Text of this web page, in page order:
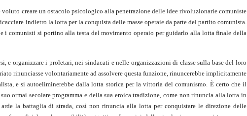
creare un ostacolo psicologico alla penetrazione delle idee rivoluzionarie comuniste
indietro la lotta per la conquista delle masse operaie da parte del partito comunista.
i comunisti si portino alla testa del movimento operaio per guidarlo alla lotta finale della
e organizzare i proletari, nei sindacati e nelle organizzazioni di classe sulla base del loro
rinunciasse volontariamente ad assolvere questa funzione, rinuncerebbe implicitamente
e si autoeliminerebbe dalla lotta storica per la vittoria del comunismo. È certo che il
ormai secolare programma e della sua eroica tradizione, come non rinuncia alla lotta in
la battaglia di strada, così non rinuncia alla lotta per conquistare le direzione delle